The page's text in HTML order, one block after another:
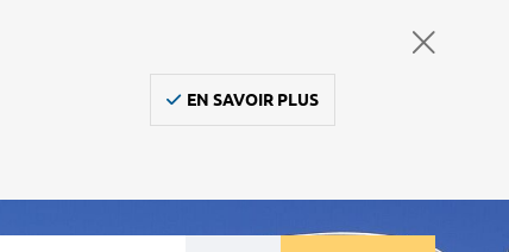
EN SAVOIR PLUS